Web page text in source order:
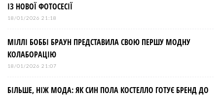
ІЗ НОВОЇ ФОТОСЕСІЇ
18/01/2026 21:18
МІЛЛІ БОББІ БРАУН ПРЕДСТАВИЛА СВОЮ ПЕРШУ МОДНУ
КОЛАБОРАЦІЮ
18/01/2026 21:07
БІЛЬШЕ, НІЖ МОДА: ЯК СИН ПОЛА КОСТЕЛЛО ГОТУЄ БРЕНД ДО